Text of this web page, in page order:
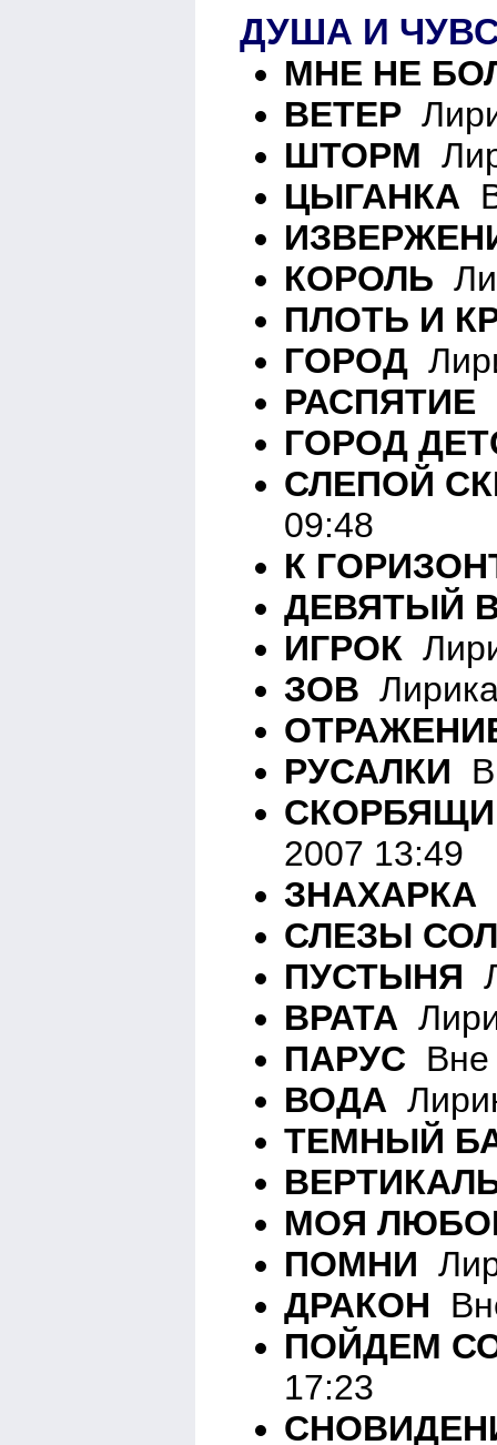
ДУША И
МНЕ НЕ
ВЕТЕР
ШТОРМ
ЦЫГАНКА
КОРОЛЬ
ПЛОТЬ И
ГОРОД
РАСПЯТИЕ
ГОРОД
СЛЕПОЙ
09:48
К
ДЕВЯТЫЙ
ИГРОК
ЗОВ
РУСАЛКИ
2007 13:49
ЗНАХАРКА
СЛЕЗЫ
ПУСТЫНЯ
ВРАТА
ПАРУС Вне
ВОДА
ТЕМНЫЙ
МОЯ
ПОМНИ
ДРАКОН
ПОЙДЕМ
17:23